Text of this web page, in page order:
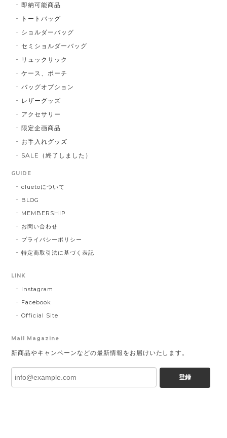
即納可能商品
トートバッグ
ショルダーバッグ
セミショルダーバッグ
リュックサック
ケース、ポーチ
バッグオプション
レザーグッズ
アクセサリー
限定企画商品
お手入れグッズ
SALE（終了しました）
GUIDE
cluetoについて
BLOG
MEMBERSHIP
お問い合わせ
プライバシーポリシー
特定商取引法に基づく表記
LINK
Instagram
Facebook
Official Site
Mail Magazine
新商品やキャンペーンなどの最新情報をお届けいたします。
登録